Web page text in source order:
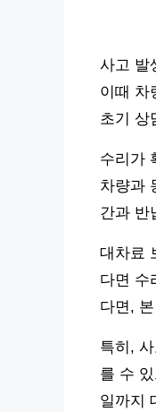
사고 발
이때 차
초기 상
수리가
차량과
간과 반
대차료
다면 수
다면,
특히,
를 수
일까지